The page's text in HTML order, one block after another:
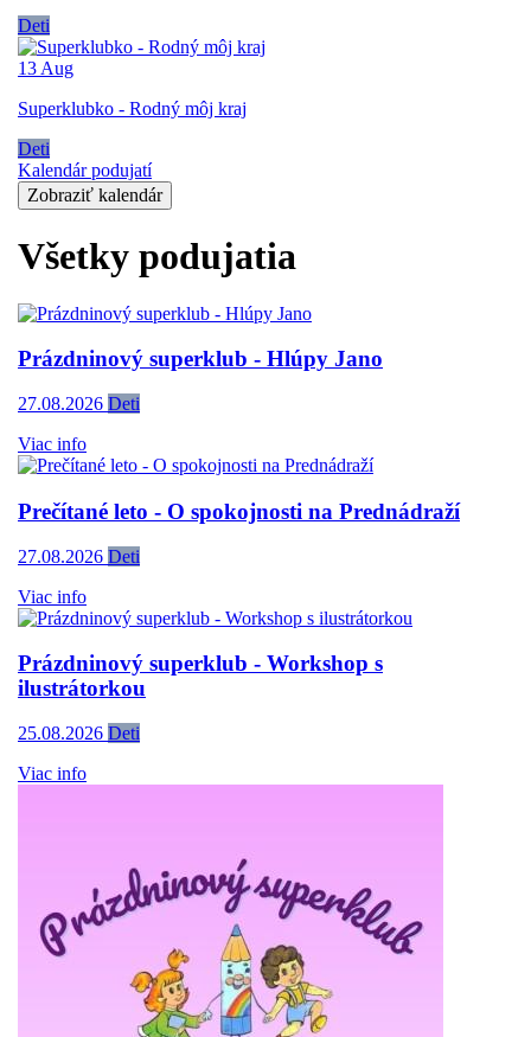
Deti
13 Aug
Superklubko - Rodný môj kraj
Deti
Kalendár podujatí
Zobraziť kalendár
Všetky podujatia
Prázdninový superklub - Hlúpy Jano
27.08.2026 Deti
Viac info
Prečítané leto - O spokojnosti na Prednádraží
27.08.2026 Deti
Viac info
Prázdninový superklub - Workshop s
ilustrátorkou
25.08.2026 Deti
Viac info